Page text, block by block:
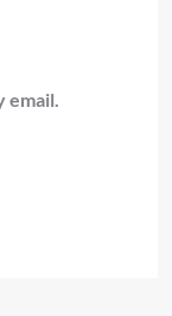
email.